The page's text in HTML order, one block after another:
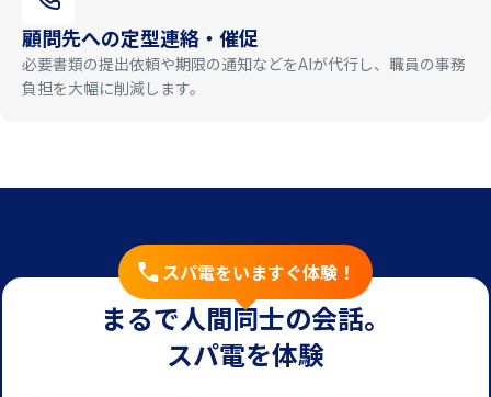
顧問先への定型連絡・催促
必要書類の提出依頼や期限の通知などをAIが代行し、職員の事務
負担を大幅に削減します。
スパ電をいますぐ体験！
まるで人間同士の会話。
スパ電を体験